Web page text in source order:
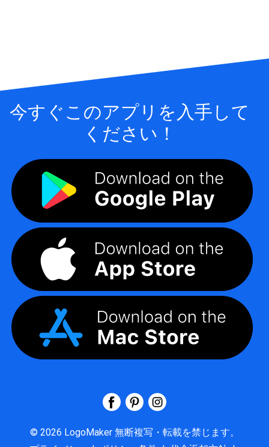
今すぐこのアプリを入手して
ください！
© 2026 LogoMaker 無断複写・転載を禁じます。